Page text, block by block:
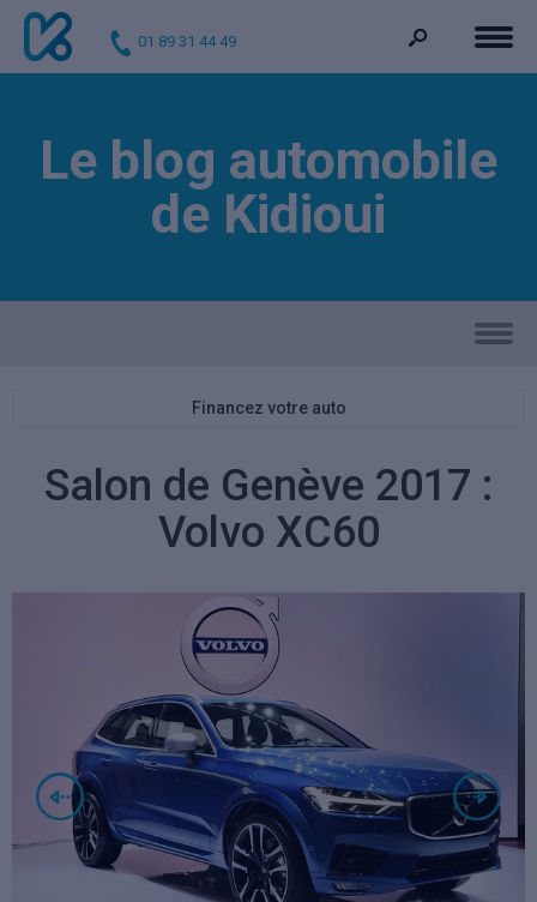
01 89 31 44 49
Le blog automobile
de Kidioui
Financez votre auto
Salon de Genève 2017 :
Volvo XC60